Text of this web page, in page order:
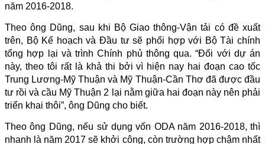
năm 2016-2018.
Theo ông Dũng, sau khi Bộ Giao thông-Vận tải có đề xuất
trên, Bộ Kế hoạch và Đầu tư sẽ phối hợp với Bộ Tài chính
tổng hợp lại và trình Chính phủ thông qua. “Đối với dự án
này, theo tôi rất là khả thi bởi vì hiện nay hai đoạn cao tốc
Trung Lương-Mỹ Thuận và Mỹ Thuận-Cần Thơ đã được đầu
tư rồi và cầu Mỹ Thuận 2 lại nằm giữa hai đoạn này nên phải
triển khai thôi”, ông Dũng cho biết.
Theo ông Dũng, nếu sử dụng vốn ODA năm 2016-2018, thì
nhanh là năm 2017 sẽ khởi công, còn trường hợp chậm nhất